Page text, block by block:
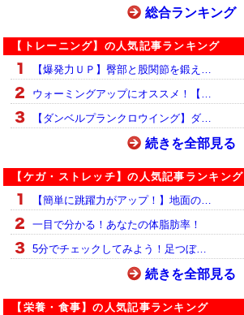
総合ランキング
【トレーニング】の人気記事ランキング
【爆発力ＵＰ】臀部と股関節を鍛え…
ウォーミングアップにオススメ！【…
【ダンベルプランクロウイング】ダ…
続きを全部見る
【ケガ・ストレッチ】の人気記事ランキング
【簡単に跳躍力がアップ！】地面の…
一目で分かる！あなたの体脂肪率！
5分でチェックしてみよう！足つぼ…
続きを全部見る
【栄養・食事】の人気記事ランキング